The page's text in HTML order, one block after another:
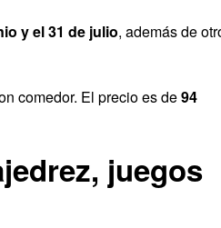
y el 31 de julio, además de
comedor. El precio es de94
juegos